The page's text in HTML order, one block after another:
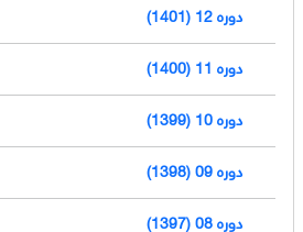
دوره 12 (1401)
دوره 11 (1400)
دوره 10 (1399)
دوره 09 (1398)
دوره 08 (1397)